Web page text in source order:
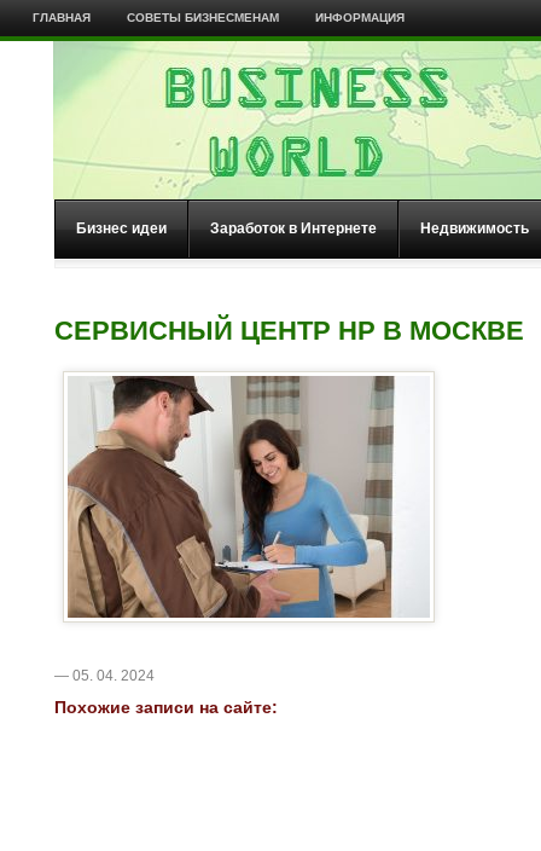
ГЛАВНАЯ СОВЕТЫ БИЗНЕСМЕНАМ ИНФОРМАЦИЯ
Бизнес идеи Заработок в Интернете Недвижимость
СЕРВИСНЫЙ ЦЕНТР HP В МОСКВЕ
— 05. 04. 2024
Похожие записи на сайте: